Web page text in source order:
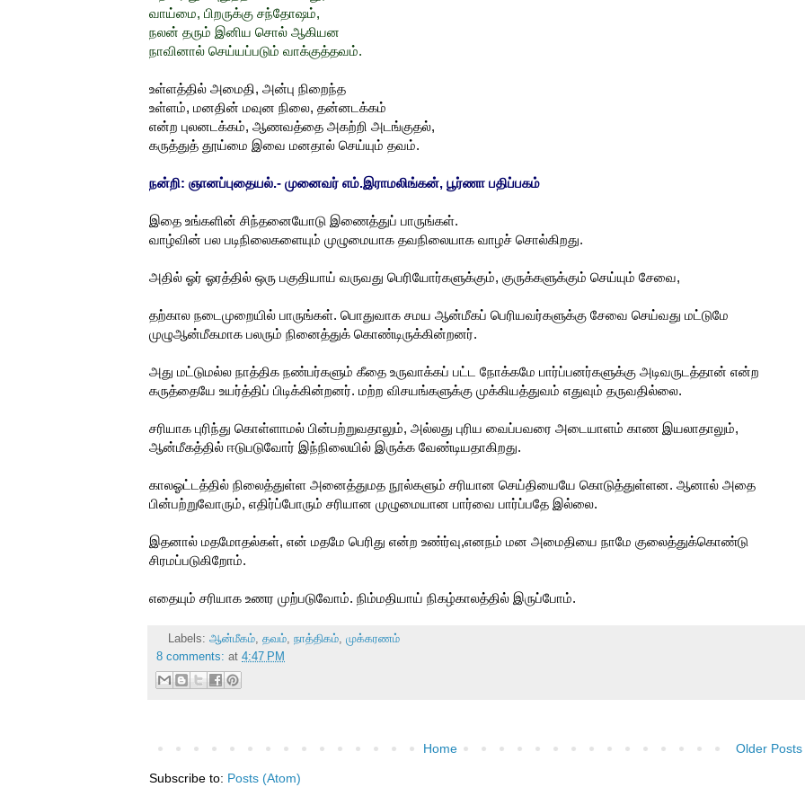
வாய்மை, பிறருக்கு சந்தோஷம்,
நலன் தரும் இனிய சொல் ஆகியன
நாவினால் செய்யப்படும் வாக்குத்தவம்.
உள்ளத்தில் அமைதி, அன்பு நிறைந்த
உள்ளம், மனதின் மவுன நிலை, தன்னடக்கம்
என்ற புலனடக்கம், ஆணவத்தை அகற்றி அடங்குதல்,
கருத்துத் தூய்மை இவை மனதால் செய்யும் தவம்.
நன்றி: ஞானப்புதையல்.- முனைவர் எம்.இராமலிங்கன், பூர்ணா பதிப்பகம்
இதை உங்களின் சிந்தனையோடு இணைத்துப் பாருங்கள்.
வாழ்வின் பல படிநிலைகளையும் முழுமையாக தவநிலையாக வாழச் சொல்கிறது.
அதில் ஓர் ஓரத்தில் ஒரு பகுதியாய் வருவது பெரியோர்களுக்கும், குருக்களுக்கும் செய்யும் சேவை,
தற்கால நடைமுறையில் பாருங்கள். பொதுவாக சமய ஆன்மீகப் பெரியவர்களுக்கு சேவை செய்வது மட்டுமே
முழுஆன்மீகமாக பலரும் நினைத்துக் கொண்டிருக்கின்றனர்.
அது மட்டுமல்ல நாத்திக நண்பர்களும் கீதை உருவாக்கப் பட்ட நோக்கமே பார்ப்பனர்களுக்கு அடிவருடத்தான் என்ற
கருத்தையே உயர்த்திப் பிடிக்கின்றனர். மற்ற விசயங்களுக்கு முக்கியத்துவம் எதுவும் தருவதில்லை.
சரியாக புரிந்து கொள்ளாமல் பின்பற்றுவதாலும், அல்லது புரிய வைப்பவரை அடையாளம் காண இயலாதாலும்,
ஆன்மீகத்தில் ஈடுபடுவோர் இந்நிலையில் இருக்க வேண்டியதாகிறது.
காலஓட்டத்தில் நிலைத்துள்ள அனைத்துமத நூல்களும் சரியான செய்தியையே கொடுத்துள்ளன. ஆனால் அதை
பின்பற்றுவோரும், எதிர்ப்போரும் சரியான முழுமையான பார்வை பார்ப்பதே இல்லை.
இதனால் மதமோதல்கள், என் மதமே பெரிது என்ற உண்ர்வு,எனநம் மன அமைதியை நாமே குலைத்துக்கொண்டு
சிரமப்படுகிறோம்.
எதையும் சரியாக உணர முற்படுவோம். நிம்மதியாய் நிகழ்காலத்தில் இருப்போம்.
Labels: ஆன்மீகம், தவம், நாத்திகம், முக்கரணம்
8 comments: at 4:47 PM
Older Posts
Home
Subscribe to: Posts (Atom)